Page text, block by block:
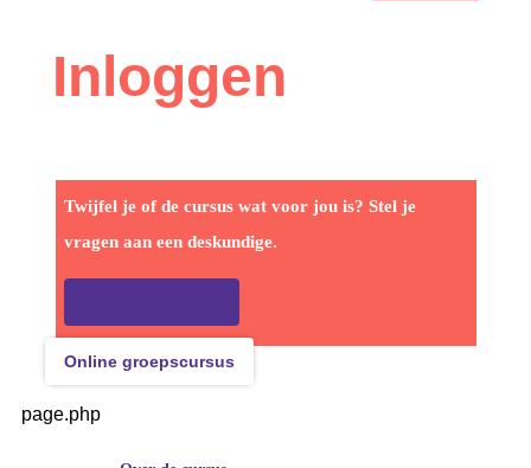
page.php
Online groepscursus
Inloggen
Twijfel je of de cursus wat voor jou is? Stel je
vragen aan een deskundige.